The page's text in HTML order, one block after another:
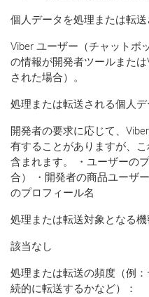
個人データを処理または転
Viber ユーザー（チャットボ
の情報が開発者ツールまた
された場合）。
処理または転送される個人デ
開発者の要求に応じて、
有することがありますが、
含まれます。 ・ユーザーの
合） ・開発者の商品ユーザ
のプロフィール名
処理または転送対象となる機
該当なし
処理または転送の頻度（例
続的に転送するかなど）：